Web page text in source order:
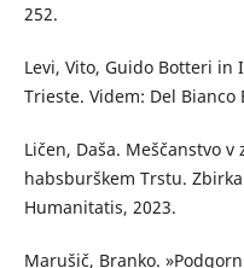
252.
Levi, Vito, Guido Botteri
Trieste. Videm: Del Bianco
Ličen, Daša. Meščanstvo
habsburškem Trstu.
Humanitatis, 2023.
Marušič, Branko.